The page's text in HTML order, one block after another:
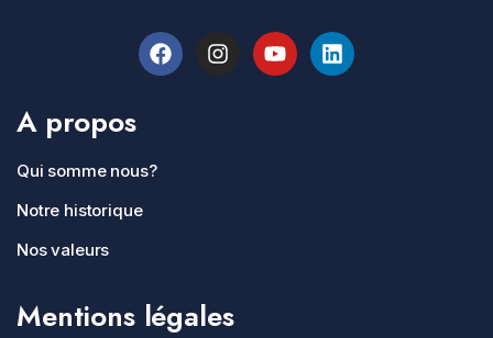
A propos
Qui somme nous?
Notre historique
Nos valeurs
Mentions légales